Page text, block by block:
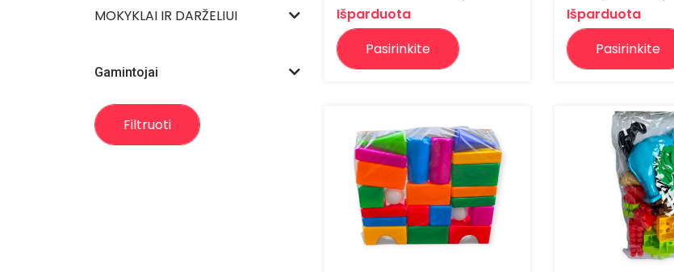
MOKYKLAI IR DARŽELIUI
Gamintojai
Filtruoti
Išparduota
Pasirinkite
Išparduota
Pasirinkite